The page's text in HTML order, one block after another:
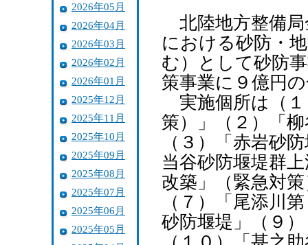
2026年05月
2026年04月
2026年03月
2026年02月
2026年01月
2025年12月
2025年11月
2025年10月
2025年09月
2025年08月
2025年07月
2025年06月
2025年05月
北陸地方整備局
における砂防・
む）として砂防
策事業に９億円
実施個所は（１
策）」（２）「
（３）「赤岩砂
当谷砂防堰堤群
改築」（緊急対
（７）「尾添川
砂防堰堤」（９